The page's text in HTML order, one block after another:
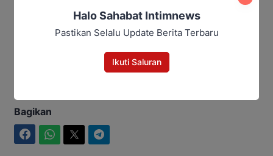
Panitia Besar Porprov Xlll Kalteng
Ketua
Bagikan
Halo Sahabat Intimnews
Pastikan Selalu Update Berita Terbaru
Ikuti Saluran